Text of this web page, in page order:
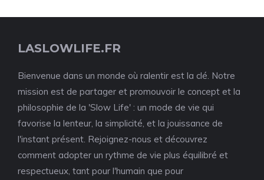
LASLOWLIFE.FR
Bienvenue dans un monde où ralentir est la clé. Notre
mission est de partager et promouvoir le concept et la
philosophie de la 'Slow Life' : un mode de vie qui
favorise la lenteur, la simplicité, et la jouissance de
l'instant présent. Rejoignez-nous et découvrez
comment adopter un rythme de vie plus équilibré et
respectueux, tant pour l'humain que pour